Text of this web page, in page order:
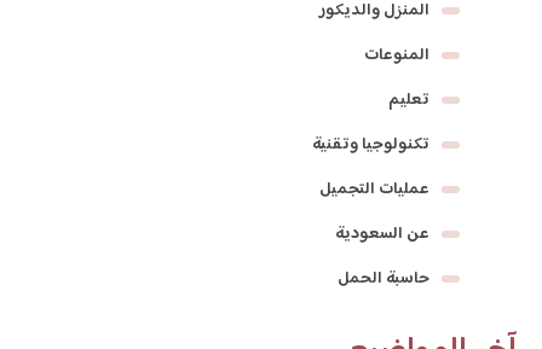
المنزل والديكور
المنوعات
تعليم
تكنولوجيا وتقنية
عمليات التجميل
عن السعودية
حاسبة الحمل